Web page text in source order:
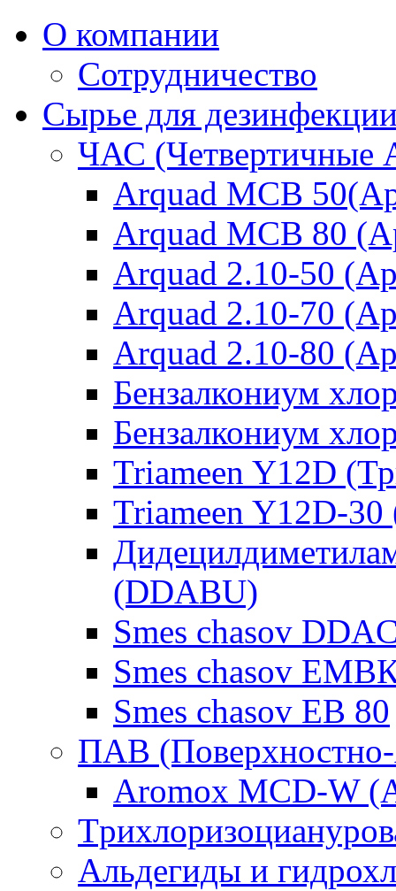
О компании
Сотрудничество
Сырье для
ЧАС (Четвертичные
Arquad MCB
Arquad MCB 80
Arquad 2.10-50
Arquad 2.10-70
Arquad 2.10-80
Бензалкониум
Бензалкониум
Triameen Y12D
Triameen Y12D-
(DDABU)
Smes chasov
Smes chasov
Smes chasov ЕВ 80
ПАВ
Aromox MCD-W
Альдегиды и